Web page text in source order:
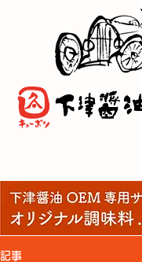
記事